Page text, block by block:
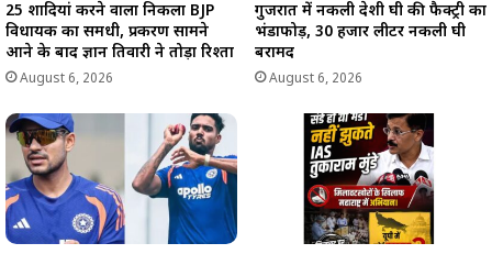
25 शादियां करने वाला निकला BJP
विधायक का समधी, प्रकरण सामने
आने के बाद ज्ञान तिवारी ने तोड़ा रिश्ता
August 6, 2026
गुजरात में नकली देशी घी की फैक्ट्री का
भंडाफोड़, 30 हजार लीटर नकली घी
बरामद
August 6, 2026